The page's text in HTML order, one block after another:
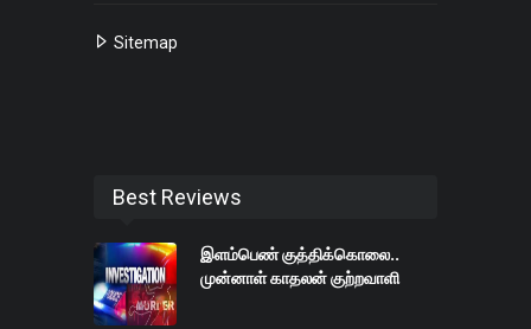
Sitemap
Best Reviews
இளம்பெண் குத்திக்கொலை..
முன்னாள் காதலன் குற்றவாளி